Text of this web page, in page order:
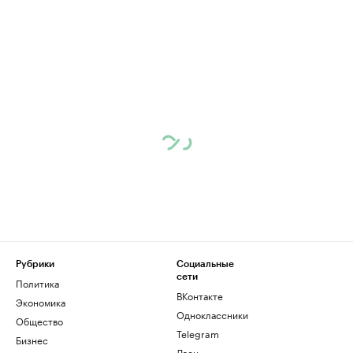
Рубрики
Политика
Экономика
Общество
Бизнес
Социальные
сети
ВКонтакте
Одноклассники
Telegram